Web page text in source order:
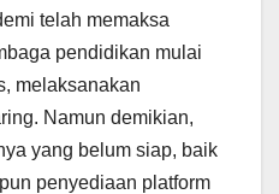
telah memaksa
pendidikan mulai
melaksanakan
Namun demikian,
yang belum siap, baik
penyediaan platform